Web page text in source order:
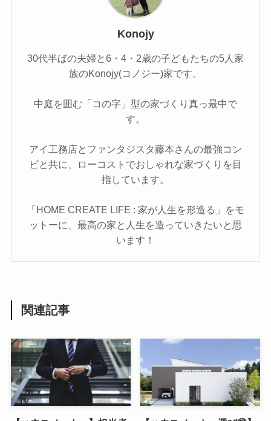
Konojy
30代半ばの夫婦と6・4・2歳の子どもたちの5人家
族のKonojy(コノジー)家です。
中庭を囲む「コの字」型の家づくり真っ最中で
す。
アイ工務店とファンタジスタ藤本さんの最強コン
ビと共に、ローコストでおしゃれな家づくりを目
指しています。
「HOME CREATE LIFE : 家が人生を形造る」をモ
ットーに、最高の家と人生を造っていきたいと思
います！
関連記事